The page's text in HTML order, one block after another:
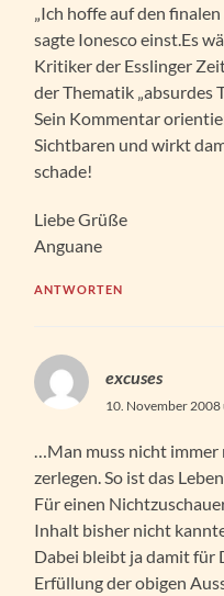
„Ich hoffe auf den
sagte Ionesco einst.Es
Kritiker der Esslinger
der Thematik „absurdes
Sein Kommentar
Sichtbaren und wirkt
schade!
Liebe Grüße
Anguane
ANTWORTEN
excuses
10. November
…Man muss nicht
zerlegen. So ist das
Für einen
Inhalt bisher nicht
Dabei bleibt ja damit für
Erfüllung der obigen